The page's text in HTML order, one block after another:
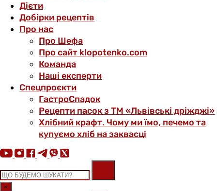
Дієти
Добірки рецептів
Про нас
Про Шефа
Про сайт klopotenko.com
Команда
Наші експерти
Спецпроєкти
ГастроСпадок
Рецепти пасок з ТМ «Львівські дріжджі»
Хлібний крафт. Чому ми їмо, печемо та
купуємо хліб на заквасці
×